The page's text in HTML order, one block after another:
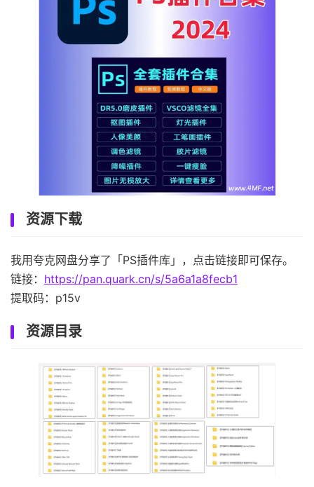
资源下载
我用夸克网盘分享了「PS插件库」，点击链接即可保存。
链接： https://pan.quark.cn/s/5a6a1a8fecb1
提取码：p15v
资源目录